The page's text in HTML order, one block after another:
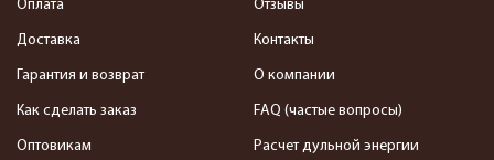
Оплата
Доставка
Гарантия и возврат
Как сделать заказ
Оптовикам
Отзывы
Контакты
О компании
FAQ (частые вопросы)
Расчет дульной энергии